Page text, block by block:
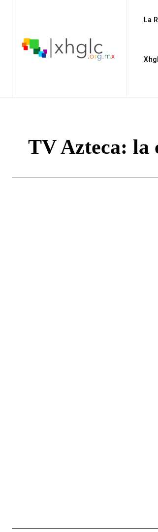
La
TV Azteca: